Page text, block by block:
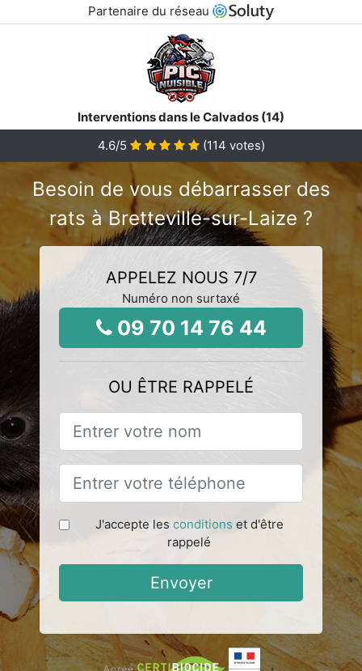
Partenaire du réseau
Interventions dans le Calvados (14)
4.6/5 (114 votes)
Besoin de vous débarrasser des
rats à Bretteville-sur-Laize ?
APPELEZ NOUS 7/7
Numéro non surtaxé
09 70 14 76 44
OU ÊTRE RAPPELÉ
J'accepte les conditions et d'être
rappelé
Envoyer